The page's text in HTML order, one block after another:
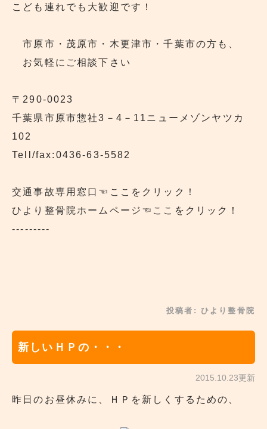
こども連れでも大歓迎です！
市原市・茂原市・木更津市・千葉市の方も、
お気軽にご相談下さい
〒290‐0023
千葉県市原市惣社3－4－11ニューメゾンヤツカ
102
Tell/fax:0436-63-5582
交通事故専用窓口 ☜ここをクリック！
ひより整骨院ホームページ ☜ここをクリック！
---------
投稿者: ひより整骨院
新しいＨＰの・・・
2015.10.23更新
昨日のお昼休みに、ＨＰを新しくするための、